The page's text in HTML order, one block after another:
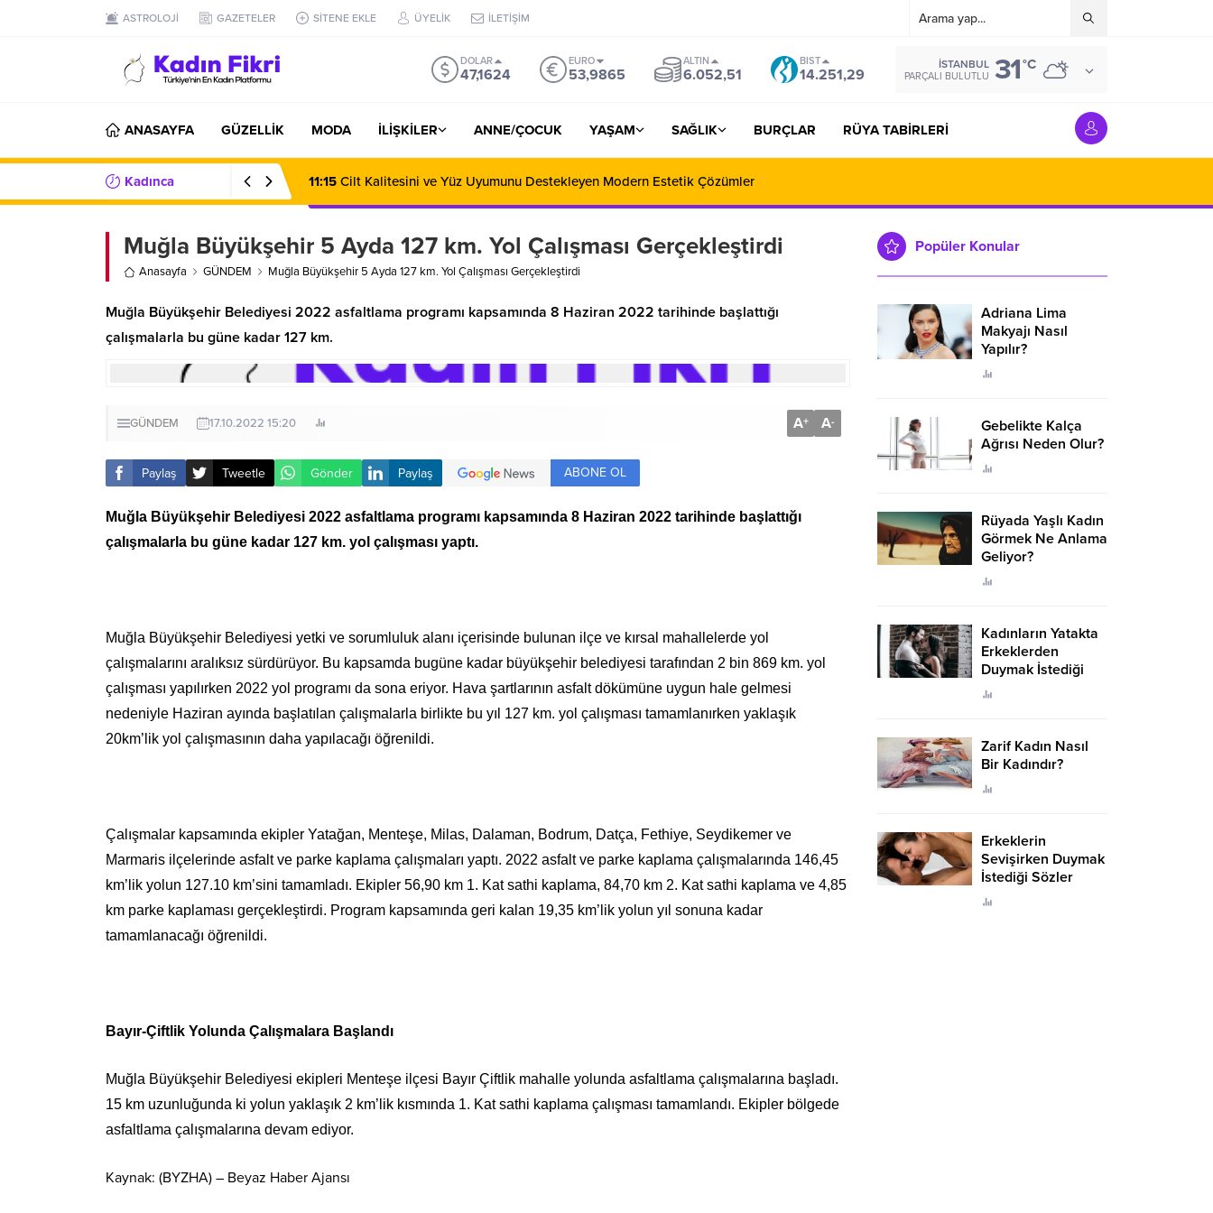
ASTROLOJİ GAZETELER SİTENE EKLE ÜYELİK İLETİŞİM
DOLAR
47,1624
EURO
53,9865
ALTIN
6.052,51
BIST
14.251,29
İSTANBUL
PARÇALI BULUTLU 31°C
ANASAYFA GÜZELLİK MODA İLİŞKİLER ANNE/ÇOCUK YAŞAM SAĞLIK BURÇLAR RÜYA TABİRLERİ
Kadınca 11:15 Cilt Kalitesini ve Yüz Uyumunu Destekleyen Modern Estetik Çözümler
Muğla Büyükşehir 5 Ayda 127 km. Yol Çalışması Gerçekleştirdi
Anasayfa GÜNDEM Muğla Büyükşehir 5 Ayda 127 km. Yol Çalışması Gerçekleştirdi
Muğla Büyükşehir Belediyesi 2022 asfaltlama programı kapsamında 8 Haziran 2022 tarihinde başlattığı
çalışmalarla bu güne kadar 127 km.
GÜNDEM 17.10.2022 15:20 A+ A-
Paylaş Tweetle Gönder Paylaş ABONE OL
Muğla Büyükşehir Belediyesi 2022 asfaltlama programı kapsamında 8 Haziran 2022 tarihinde başlattığı
çalışmalarla bu güne kadar 127 km. yol çalışması yaptı.
Muğla Büyükşehir Belediyesi yetki ve sorumluluk alanı içerisinde bulunan ilçe ve kırsal mahallelerde yol
çalışmalarını aralıksız sürdürüyor. Bu kapsamda bugüne kadar büyükşehir belediyesi tarafından 2 bin 869 km. yol
çalışması yapılırken 2022 yol programı da sona eriyor. Hava şartlarının asfalt dökümüne uygun hale gelmesi
nedeniyle Haziran ayında başlatılan çalışmalarla birlikte bu yıl 127 km. yol çalışması tamamlanırken yaklaşık
20km’lik yol çalışmasının daha yapılacağı öğrenildi.
Çalışmalar kapsamında ekipler Yatağan, Menteşe, Milas, Dalaman, Bodrum, Datça, Fethiye, Seydikemer ve
Marmaris ilçelerinde asfalt ve parke kaplama çalışmaları yaptı. 2022 asfalt ve parke kaplama çalışmalarında 146,45
km’lik yolun 127.10 km’sini tamamladı. Ekipler 56,90 km 1. Kat sathi kaplama, 84,70 km 2. Kat sathi kaplama ve 4,85
km parke kaplaması gerçekleştirdi. Program kapsamında geri kalan 19,35 km’lik yolun yıl sonuna kadar
tamamlanacağı öğrenildi.
Bayır-Çiftlik Yolunda Çalışmalara Başlandı
Muğla Büyükşehir Belediyesi ekipleri Menteşe ilçesi Bayır Çiftlik mahalle yolunda asfaltlama çalışmalarına başladı.
15 km uzunluğunda ki yolun yaklaşık 2 km’lik kısmında 1. Kat sathi kaplama çalışması tamamlandı. Ekipler bölgede
asfaltlama çalışmalarına devam ediyor.
Kaynak: (BYZHA) – Beyaz Haber Ajansı
Popüler Konular
Adriana Lima
Makyajı Nasıl
Yapılır?
Gebelikte Kalça
Ağrısı Neden Olur?
Rüyada Yaşlı Kadın
Görmek Ne Anlama
Geliyor?
Kadınların Yatakta
Erkeklerden
Duymak İstediği
Sözler
Zarif Kadın Nasıl
Bir Kadındır?
Erkeklerin
Sevişirken Duymak
İstediği Sözler
Neler?